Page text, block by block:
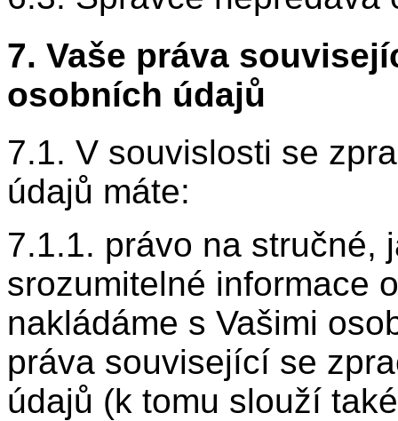
7. Vaše práva
osobních údajů
7.1. V souvislosti se
údajů máte:
7.1.1. právo na stručné,
srozumitelné informace
nakládáme s Vašimi
práva související se
údajů (k tomu slouží